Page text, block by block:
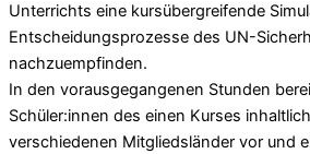
Unterrichts eine kursübergreifende
Entscheidungsprozesse des UN-
nachzuempfinden.
In den vorausgegangenen Stunden
Schüler:innen des einen Kurses
verschiedenen Mitgliedsländer vor und